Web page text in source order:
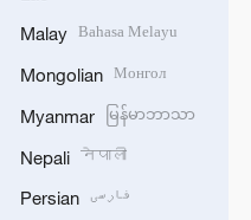
Malay Bahasa Melayu
Mongolian Монгол
Myanmar မြန်မာဘာသာ
Nepali नेपाली
Persian فارسی